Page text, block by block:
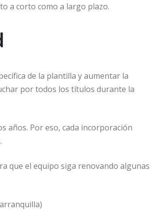
a corto como a largo plazo.
de la plantilla y aumentar la
por todos los títulos durante la
años. Por eso, cada incorporación
que el equipo siga renovando algunas